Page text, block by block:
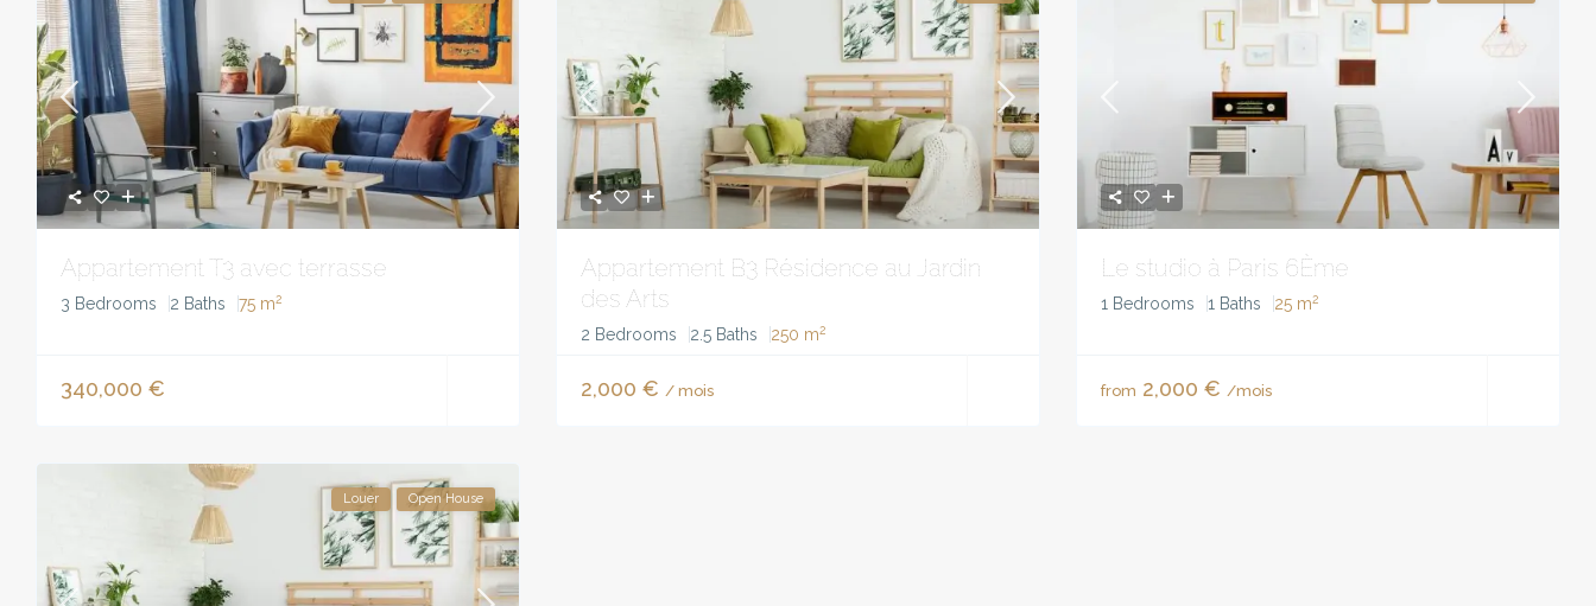
Appartement T3 avec terrasse
3 Bedrooms 2 Baths 75 m2
340,000 €
Appartement B3 Résidence au Jardin
des Arts
2 Bedrooms 2.5 Baths 250 m2
2,000 € / mois
Le studio à Paris 6Ème
1 Bedrooms 1 Baths 25 m2
from 2,000 € /mois
Louer Open House